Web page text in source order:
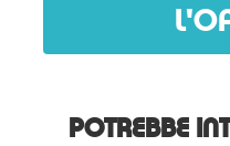
POTREBBE